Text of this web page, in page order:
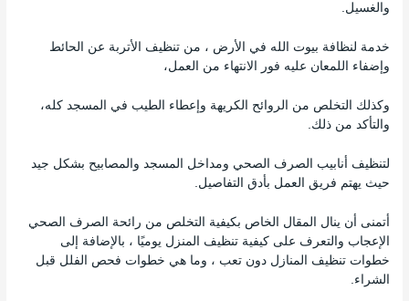
والغسيل.
خدمة لنظافة بيوت الله في الأرض ، من تنظيف الأتربة عن الحائط
وإضفاء اللمعان عليه فور الانتهاء من العمل،
وكذلك التخلص من الروائح الكريهة وإعطاء الطيب في المسجد كله،
والتأكد من ذلك.
لتنظيف أنابيب الصرف الصحي ومداخل المسجد والمصابيح بشكل جيد
حيث يهتم فريق العمل بأدق التفاصيل.
أتمنى أن ينال المقال الخاص بكيفية التخلص من رائحة الصرف الصحي
الإعجاب والتعرف على كيفية تنظيف المنزل يوميًا ، بالإضافة إلى
خطوات تنظيف المنازل دون تعب ، وما هي خطوات فحص الفلل قبل
الشراء.